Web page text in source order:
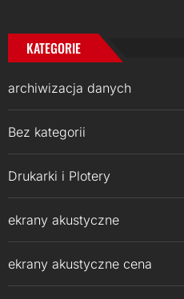
KATEGORIE
archiwizacja danych
Bez kategorii
Drukarki i Plotery
ekrany akustyczne
ekrany akustyczne cena